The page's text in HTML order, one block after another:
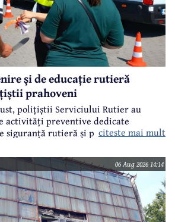
și de educație rutieră
prahoveni
polițiștii Serviciului Rutier au
activități preventive dedicate
siguranță rutieră și promovării unui
citeste mai mult
06 Aug 2026 14:14